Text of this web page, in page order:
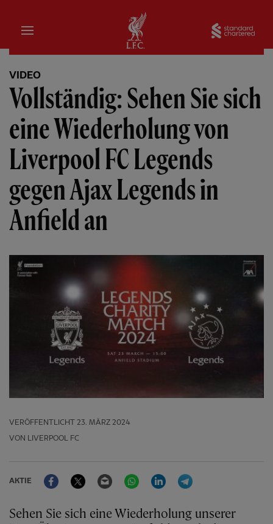
Startseite
VIDEO
Vollständig: Sehen Sie sich
eine Wiederholung von
Liverpool FC Legends
gegen Ajax Legends in
Anfield an
VERÖFFENTLICHT
23. MÄRZ 2024
VON LIVERPOOL FC
AKTIE
FacebookTwitter Email WhatsAppLinkedIn
Sehen Sie sich eine Wiederholung unserer